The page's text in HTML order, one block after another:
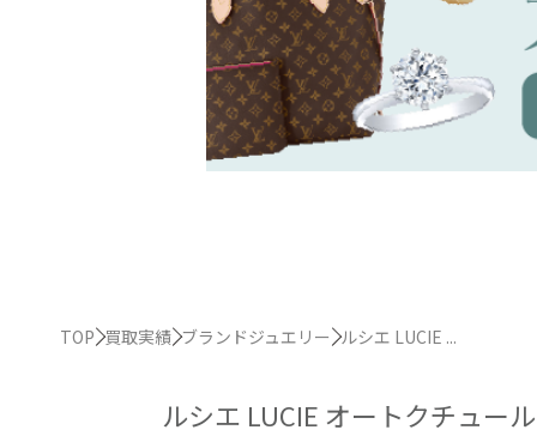
TOP 買取実績 ブランドジュエリー ルシエ LUCIE ...
ルシエ LUCIE オートクチュー